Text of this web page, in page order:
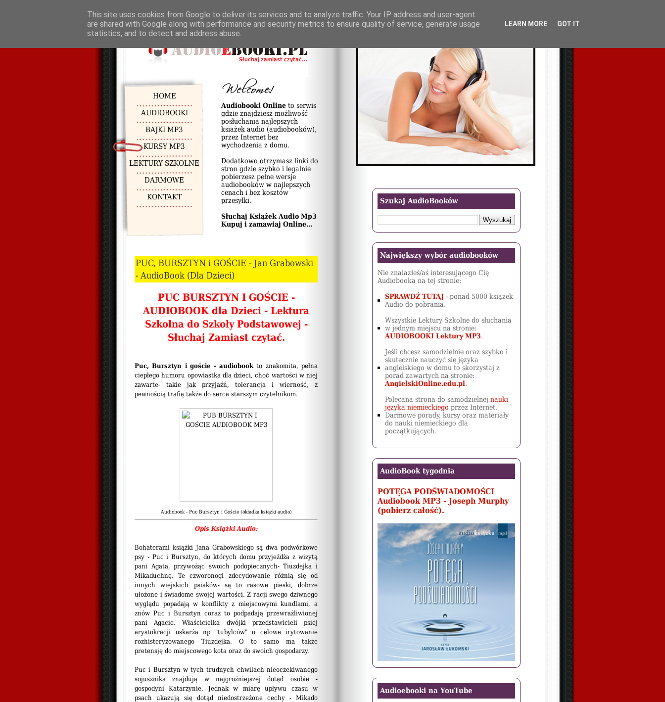
HOME
AUDIOBOOKI
BAJKI MP3
KURSY MP3
LEKTURY SZKOLNE
DARMOWE
KONTAKT
Audiobooki Online to serwis
gdzie znajdziesz możliwość
posłuchania najlepszych
ksiażek audio (audiobooków),
przez Internet bez
wychodzenia z domu.
Dodatkowo otrzymasz linki do
stron gdzie szybko i legalnie
pobierzesz pełne wersje
audiobooków w najlepszych
cenach i bez kosztów
przesyłki.
Słuchaj Książek Audio Mp3
Kupuj i zamawiaj Online...
PUC, BURSZTYN i GOŚCIE - Jan Grabowski
- AudioBook (Dla Dzieci)
PUC BURSZTYN I GOŚCIE -
AUDIOBOOK dla Dzieci - Lektura
Szkolna do Szkoły Podstawowej -
Słuchaj Zamiast czytać.
Puc, Bursztyn i goście - audiobookto znakomita, pełna
ciepłego humoru opowiastka dla dzieci, choć wartości w niej
zawarte- takie jak przyjaźń, tolerancja i wierność, z
pewnością trafią także do serca starszym czytelnikom.
Audiobook - Puc Bursztyn i Goście (okładka książki audio)
Opis Książki Audio:
Bohaterami książki Jana Grabowskiego są dwa podwórkowe
psy - Puc i Bursztyn, do których domu przyjeżdża z wizytą
pani Agata, przywożąc swoich podopiecznych- Tiuzdejka i
Mikaduchnę. Te czworonogi zdecydowanie różnią się od
innych wiejskich psiaków- są to rasowe pieski, dobrze
ułożone i świadome swojej wartości. Z racji swego dziwnego
wyglądu popadają w konflikty z miejscowymi kundlami, a
znów Puc i Bursztyn coraz to podpadają przewrażliwionej
pani Agacie. Właścicielka dwójki przedstawicieli psiej
arystokracji oskarża np "tubylców" o celowe irytowanie
rozhisteryzowanego Tiuzdejka. O to samo ma także
pretensję do miejscowego kota oraz do swoich gospodarzy.
Puc i Bursztyn w tych trudnych chwilach nieoczekiwanego
sojusznika znajdują w najgroźniejszej dotąd osobie -
gospodyni Katarzynie. Jednak w miarę upływu czasu w
psach ukazują się dotąd niedostrzeżone cechy - Mikado
Szukaj AudioBooków
Największy wybór audiobooków
Nie znalazłeś/aś interesującego Cię
Audiobooka na tej stronie:
SPRAWDŹ TUTAJ - ponad 5000 książek
Audio do pobrania.
Wszystkie Lektury Szkolne do słuchania
w jednym miejscu na stronie:
AUDIOBOOKI Lektury MP3.
Jeśli chcesz samodzielnie oraz szybko i
skutecznie nauczyć się języka
angielskiego w domu to skorzystaj z
porad zawartych na stronie:
AngielskiOnline.edu.pl.
Polecana strona do samodzielnej nauki
języka niemieckiego przez Internet.
Darmowe porady, kursy oraz materiały
do nauki niemieckiego dla
początkujących.
AudioBook tygodnia
POTĘGA PODŚWIADOMOŚCI
Audiobook MP3 - Joseph Murphy
(pobierz całość).
Audioebooki na YouTube
This site uses cookies from Google to deliver its services and to analyze traffic. Your IP address and user-agent
are shared with Google along with performance and security metrics to ensure quality of service, generate usage
statistics, and to detect and address abuse.
LEARN MORE GOT IT